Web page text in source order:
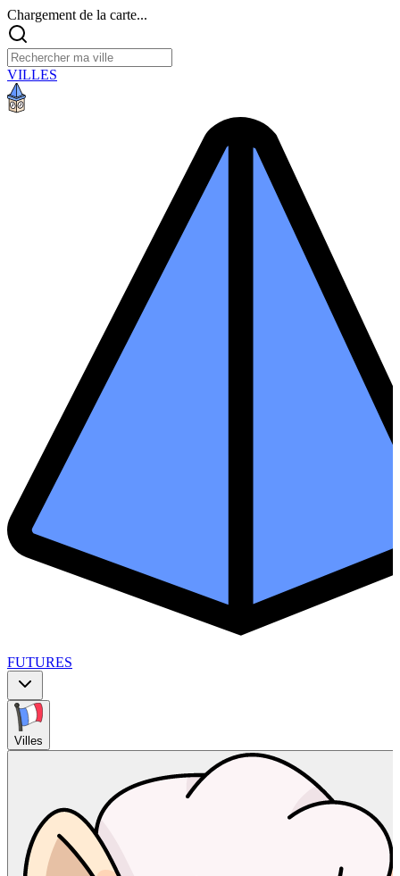
Chargement de la carte...
VILLES
FUTURES
Villes